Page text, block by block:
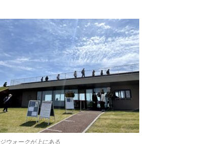
ウォークが上にある